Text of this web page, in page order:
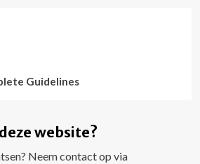
Guidelines
website?
Neem contact op via